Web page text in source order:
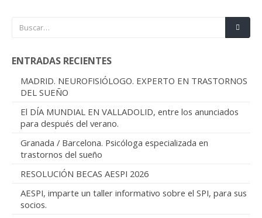
ENTRADAS RECIENTES
MADRID. NEUROFISIÓLOGO. EXPERTO EN TRASTORNOS
DEL SUEÑO
El DÍA MUNDIAL EN VALLADOLID, entre los anunciados
para después del verano.
Granada / Barcelona. Psicóloga especializada en
trastornos del sueño
RESOLUCIÓN BECAS AESPI 2026
AESPI, imparte un taller informativo sobre el SPI, para sus
socios.